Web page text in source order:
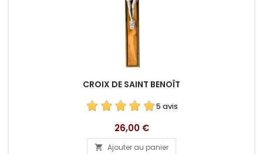
CROIX DE SAINT BENOÎT
5 avis
Prix
26,00 €
 Ajouter au panier